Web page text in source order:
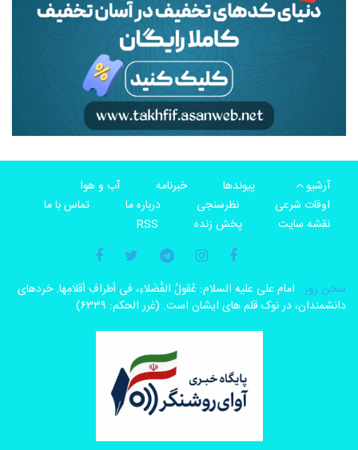
آرشیو پیوندها خبرنامه
آب و هوا
اوقات شرعی
نظرسنجی درباره ما
تماس با ما
نقشه سایت
پخش زنده RSS
سخن روز : امام على علیه السلام: عُقولُ الفُضَلاءِ، فی أطرافِ أقلامِها. خردهاى
دانشمندان، در نوک قلم هاى ایشان است. (غرر الحکم: ۶۳۳۹)